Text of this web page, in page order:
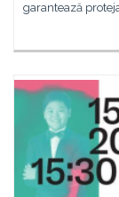
garantează